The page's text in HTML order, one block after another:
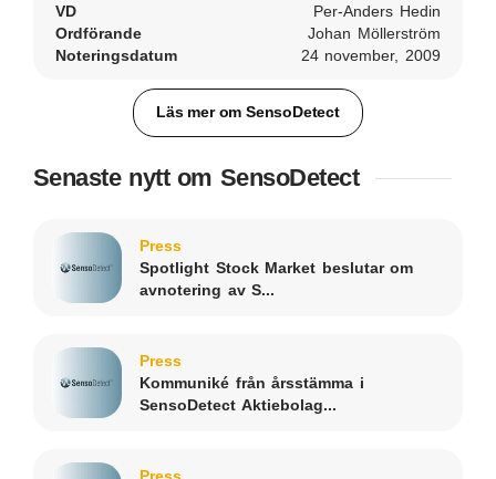
VD
Per-Anders Hedin
Ordförande
Johan Möllerström
Noteringsdatum
24 november, 2009
Läs mer om SensoDetect
Senaste nytt om SensoDetect
Press
Spotlight Stock Market beslutar om
avnotering av S...
Press
Kommuniké från årsstämma i
SensoDetect Aktiebolag...